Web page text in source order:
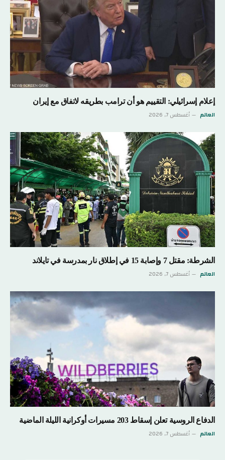
إعلام إسرائيلي: التقييم هو أن ترامب بطريقه لاتفاق مع إيران
العالم أغسطس 7, 2026
الشرطة: مقتل 7 وإصابة 15 في إطلاق نار بمدرسة في تايلاند
العالم أغسطس 7, 2026
الدفاع الروسية تعلن إسقاط 203 مسيرات أوكرانية الليلة الماضية
العالم أغسطس 7, 2026